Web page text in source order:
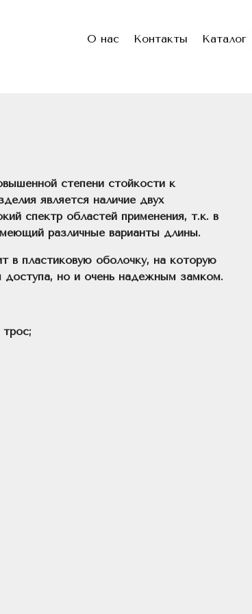
О нас Контакты Каталог
степени стойкости к
является наличие двух
спектр областей применения, т.к. в
различные варианты длины.
в пластиковую оболочку, на которую
доступа, но и очень надежным замком.